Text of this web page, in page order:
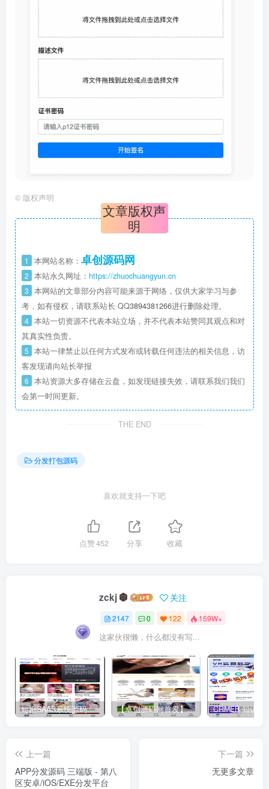
© 版权声明
文章版权声
明
1 本网站名称： 卓创源码网
2 本站永久网址： https://zhuochuangyun.cn
3 本网站的文章部分内容可能来源于网络，仅供大家学习与参
考，如有侵权，请联系站长 QQ3894381266进行删除处理。
4 本站一切资源不代表本站立场，并不代表本站赞同其观点和对
其真实性负责。
5 本站一律禁止以任何方式发布或转载任何违法的相关信息，访
客发现请向站长举报
6 本站资源大多存储在云盘，如发现链接失效，请联系我们我们
会第一时间更新。
THE END
分发打包源码
喜欢就支持一下吧
点赞452 分享 收藏
zckj 关注
2147 0 122 159W+
这家伙很懒，什么都没有写...
短剧SAAS系统源码｜多端分销+云存储+多租户架构 【卓创源码网首发】全开源视频打赏系统源码｜双模板+代理分站+易支付对接｜API全面修复｜站长盈利利器！​
上一篇
APP分发源码 三端版 - 第八
区安卓/iOS/EXE分发平台
下一篇
无更多文章